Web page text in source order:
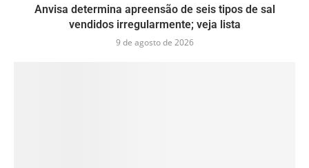
Anvisa determina apreensão de seis tipos de sal
vendidos irregularmente; veja lista
9 de agosto de 2026